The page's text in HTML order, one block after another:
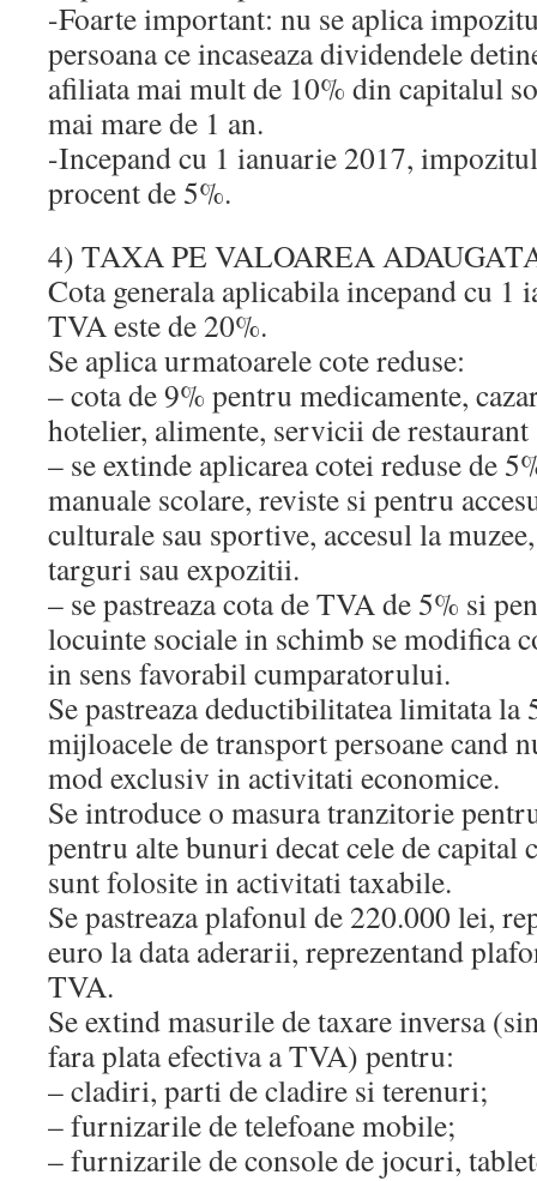
-Foarte important: nu se aplica
persoana ce incaseaza dividendele
afiliata mai mult de 10% din capitalul
mai mare de 1 an.
-Incepand cu 1 ianuarie 2017,
procent de 5%.
4) TAXA PE VALOAREA
Cota generala aplicabila incepand cu 1
TVA este de 20%.
Se aplica urmatoarele cote reduse:
– cota de 9% pentru medicamente,
hotelier, alimente, servicii de
– se extinde aplicarea cotei reduse de
manuale scolare, reviste si pentru
culturale sau sportive, accesul la
targuri sau expozitii.
– se pastreaza cota de TVA de 5% si
locuinte sociale in schimb se modifica
in sens favorabil cumparatorului.
Se pastreaza deductibilitatea limitata la
mijloacele de transport persoane cand
mod exclusiv in activitati economice.
Se introduce o masura tranzitorie
pentru alte bunuri decat cele de capital
sunt folosite in activitati taxabile.
Se pastreaza plafonul de 220.000 lei,
euro la data aderarii, reprezentand
TVA.
Se extind masurile de taxare inversa
fara plata efectiva a TVA) pentru:
– cladiri, parti de cladire si terenuri;
– furnizarile de telefoane mobile;
– furnizarile de console de jocuri,